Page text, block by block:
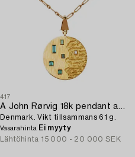
417
A John Rørvig 18k pendant and 14k chain,
Denmark. Vikt tillsammans 61 g.
Vasarahinta Ei myyty
Lähtöhinta 15 000 - 20 000 SEK